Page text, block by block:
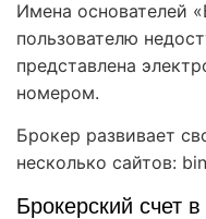
Имена основателей
пользователю
представлена
номером.
Брокер развивает
несколько сайтов:
Брокерский счет